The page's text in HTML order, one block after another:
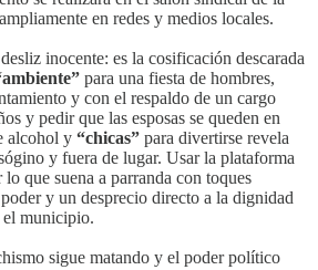
en redes y medios locales.
inocente: es la cosificación descarada
para una fiesta de hombres,
y con el respaldo de un cargo
y pedir que las esposas se queden en
alcohol y “chicas” para divertirse revela
y fuera de lugar. Usar la plataforma
que suena a parranda con toques
y un desprecio directo a la dignidad
el municipio.
sigue matando y el poder político